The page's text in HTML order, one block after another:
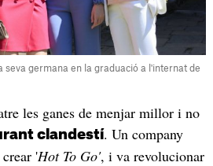
seva germana en la graduació a l'internat de
les ganes de menjar millor i no
clandestí. Un company
'Hot To Go', i va revolucionar